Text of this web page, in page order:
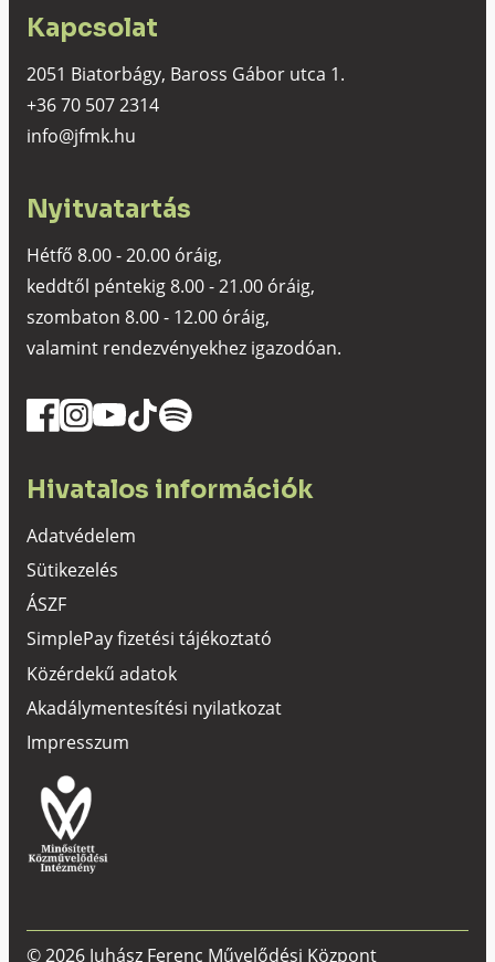
Kapcsolat
2051 Biatorbágy, Baross Gábor utca 1.
+36 70 507 2314
info@jfmk.hu
Nyitvatartás
Hétfő 8.00 - 20.00 óráig,
keddtől péntekig 8.00 - 21.00 óráig,
szombaton 8.00 - 12.00 óráig,
valamint rendezvényekhez igazodóan.
Hivatalos információk
Adatvédelem
Sütikezelés
ÁSZF
SimplePay fizetési tájékoztató
Közérdekű adatok
Akadálymentesítési nyilatkozat
Impresszum
© 2026 Juhász Ferenc Művelődési Központ